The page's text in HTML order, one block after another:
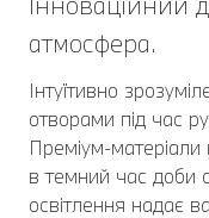
атмосфера.
Інтуїтивно
отворами під час
Преміум-
в темний час доби
освітлення надає